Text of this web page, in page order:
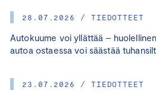
28.07.2026 / TIEDOTTEET
Autokuume voi yllättää –
autoa ostaessa voi säästää
23.07.2026 / TIEDOTTEET